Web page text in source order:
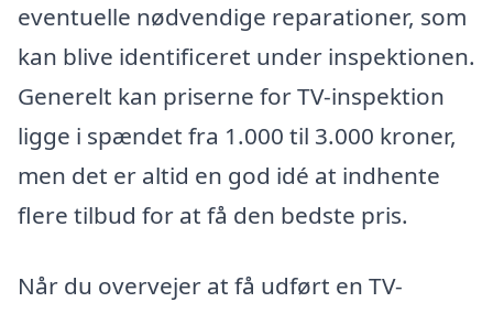
eventuelle nødvendige reparationer, som
kan blive identificeret under inspektionen.
Generelt kan priserne for TV-inspektion
ligge i spændet fra 1.000 til 3.000 kroner,
men det er altid en god idé at indhente
flere tilbud for at få den bedste pris.
Når du overvejer at få udført en TV-